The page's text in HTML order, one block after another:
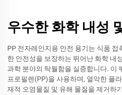
우수한 화학 내성
PP 전자레인지용 안전 용기는 식품 접
한 안전성을 보장하는 뛰어난 화학 내
과학 분야의 탁월함을 실증합니다. 이
프로필렌(PP)을 사용하며, 열악한 플
재적 오염물질 및 유해 물질을 제거하